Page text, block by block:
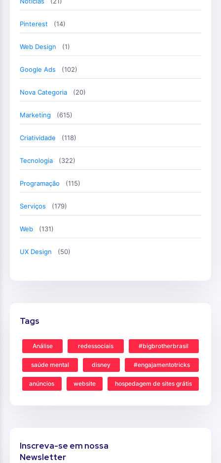
Pinterest (14)
Web Design (1)
Google Ads (102)
Nova Categoria (20)
Marketing (615)
Criatividade (118)
Tecnologia (322)
Programação (115)
Serviços (179)
Web (131)
UX Design (50)
Tags
Análise redessociais #bigbrotherbrasil
saúde mental disney #engajamentotricks
anúncios website hospedagem de sites grátis
Inscreva-se em nossa
Newsletter